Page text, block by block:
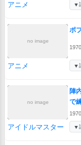
アニメ ▼
no image
ポ
アニメ ▼
no image
陣
で
アイドルマスター ▼